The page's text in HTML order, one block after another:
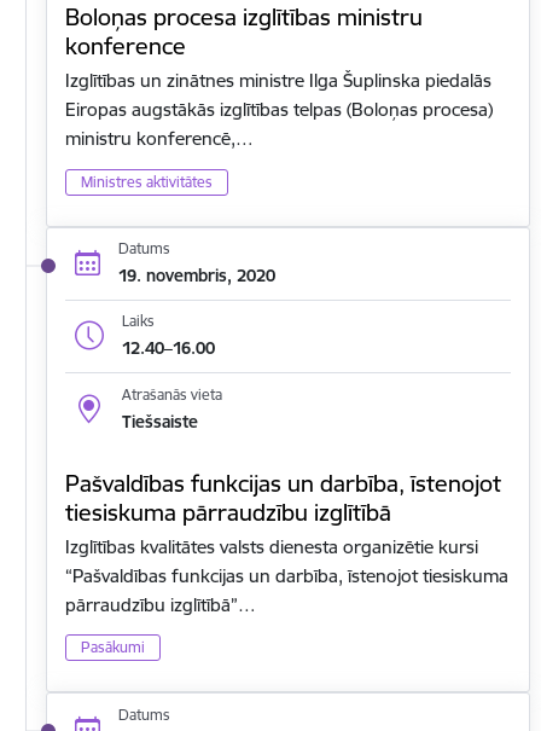
Boloņas procesa izglītības ministru
konference
Izglītības un zinātnes ministre Ilga Šuplinska piedalās
Eiropas augstākās izglītības telpas (Boloņas procesa)
ministru konferencē,…
Ministres aktivitātes
Datums
19. novembris, 2020
Laiks
12.40–16.00
Atrašanās vieta
Tiešsaiste
Pašvaldības funkcijas un darbība, īstenojot
tiesiskuma pārraudzību izglītībā
Izglītības kvalitātes valsts dienesta organizētie kursi
“Pašvaldības funkcijas un darbība, īstenojot tiesiskuma
pārraudzību izglītībā”…
Pasākumi
Datums